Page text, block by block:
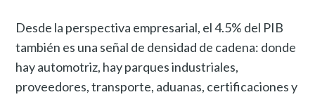
Desde la perspectiva empresarial, el 4.5% del PIB
también es una señal de densidad de cadena: donde
hay automotriz, hay parques industriales,
proveedores, transporte, aduanas, certificaciones y